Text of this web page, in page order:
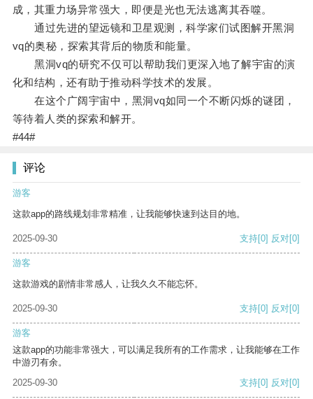
成，其重力场异常强大，即便是光也无法逃离其吞噬。
通过先进的望远镜和卫星观测，科学家们试图解开黑洞
vq的奥秘，探索其背后的物质和能量。
黑洞vq的研究不仅可以帮助我们更深入地了解宇宙的演
化和结构，还有助于推动科学技术的发展。
在这个广阔宇宙中，黑洞vq如同一个不断闪烁的谜团，
等待着人类的探索和解开。
#44#
评论
游客
这款app的路线规划非常精准，让我能够快速到达目的地。
2025-09-30 支持[0] 反对[0]
游客
这款游戏的剧情非常感人，让我久久不能忘怀。
2025-09-30 支持[0] 反对[0]
游客
这款app的功能非常强大，可以满足我所有的工作需求，让我能够在工作
中游刃有余。
2025-09-30
支持[0] 反对[0]